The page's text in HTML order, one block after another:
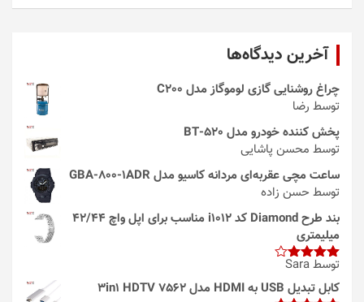
آخرین دیدگاه‌ها
چراغ روشنایی گازی لوموگاز مدل C200
توسط رضا
پخش کننده خودرو مدل 520-BT
توسط محسن پاشایی
ساعت مچی عقربه‌ای مردانه کاسیو مدل GBA-800-1ADR
توسط حسن زاده
بند طرح Diamond کد i1012 مناسب برای اپل واچ 42/44
میلیمتری
امتیاز4
از 5
توسط Sara
کابل تبدیل USB به HDMI مدل 3in1 HDTV 7562